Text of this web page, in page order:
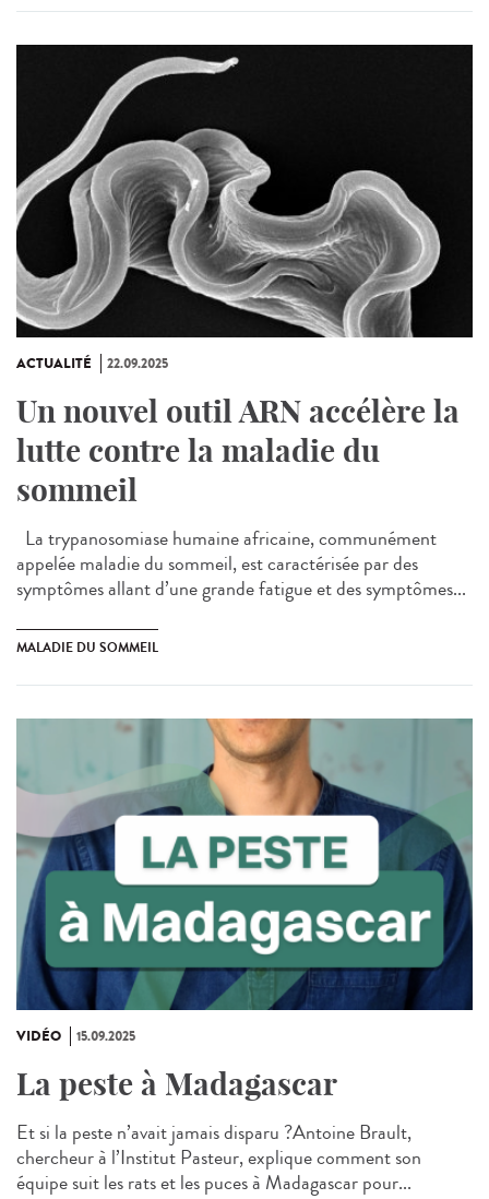
ACTUALITÉ 22.09.2025
Un nouvel outil ARN accélère la
lutte contre la maladie du
sommeil
La trypanosomiase humaine africaine, communément
appelée maladie du sommeil, est caractérisée par des
symptômes allant d’une grande fatigue et des symptômes...
MALADIE DU SOMMEIL
VIDÉO 15.09.2025
La peste à Madagascar
Et si la peste n’avait jamais disparu ?Antoine Brault,
chercheur à l’Institut Pasteur, explique comment son
équipe suit les rats et les puces à Madagascar pour...